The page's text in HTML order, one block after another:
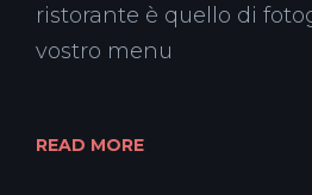
ristorante è quello di
vostro menu
READ MORE